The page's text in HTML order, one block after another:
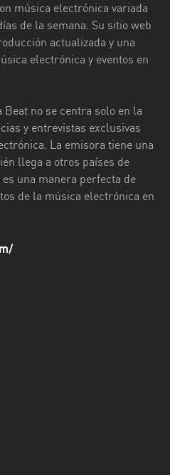
música electrónica variada
de la semana. Su sitio web
actualizada y una
electrónica y eventos en
no se centra solo en la
y entrevistas exclusivas
La emisora tiene una
llega a otros países de
una manera perfecta de
de la música electrónica en